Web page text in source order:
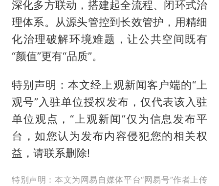
深化多方联动，搭建起全流程、闭环式治
理体系。从源头管控到长效管护，用精细
化治理破解环境难题，让公共空间既有
“颜值”更有“品质”。
特别声明：本文经上观新闻客户端的“上
观号”入驻单位授权发布，仅代表该入驻
单位观点，“上观新闻”仅为信息发布平
台，如您认为发布内容侵犯您的相关权
益，请联系删除!
特别声明：本文为网易自媒体平台“网易号”作者上传